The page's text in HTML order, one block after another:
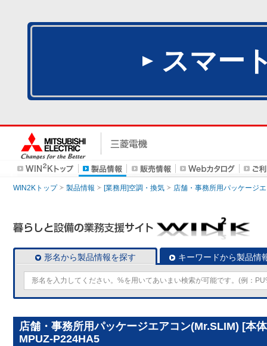
スマー
WIN2Kトップ 製品情報 [業務用]空調・換気 店舗・事務所用パッケージ
形名から製品情報を探す キーワードから製品情
店舗・事務所用パッケージエアコン(Mr.SLIM) [本
MPUZ-P224HA5